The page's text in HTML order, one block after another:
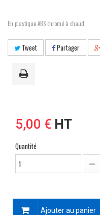
En plastique ABS chromé à chaud.
Tweet Partager
5,00 € HT
Quantité
Ajouter au panier